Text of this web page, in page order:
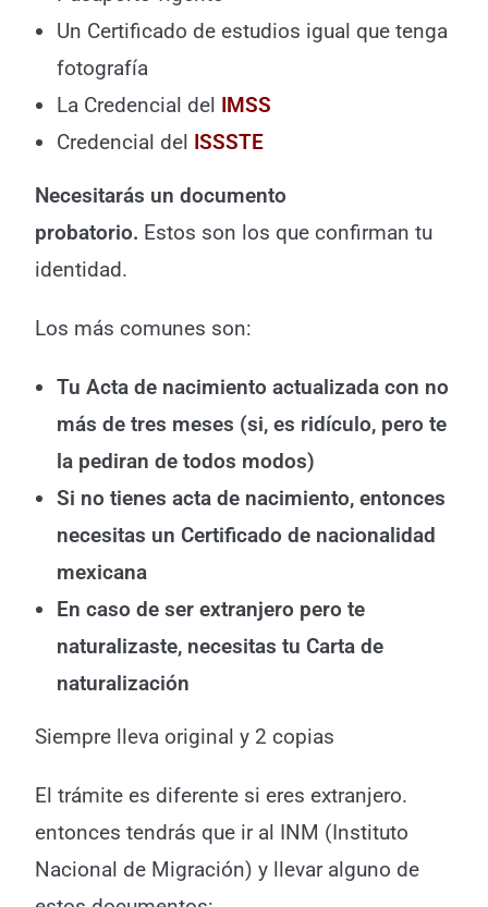
Un Certificado de estudios igual que tenga
fotografía
La Credencial del IMSS
Credencial del ISSSTE
Necesitarás un documento
probatorio. Estos son los que confirman tu
identidad.
Los más comunes son:
Tu Acta de nacimiento actualizada con no
más de tres meses (si, es ridículo, pero te
la pediran de todos modos)
Si no tienes acta de nacimiento, entonces
necesitas un Certificado de nacionalidad
mexicana
En caso de ser extranjero pero te
naturalizaste, necesitas tu Carta de
naturalización
Siempre lleva original y 2 copias
El trámite es diferente si eres extranjero.
entonces tendrás que ir al INM (Instituto
Nacional de Migración) y llevar alguno de